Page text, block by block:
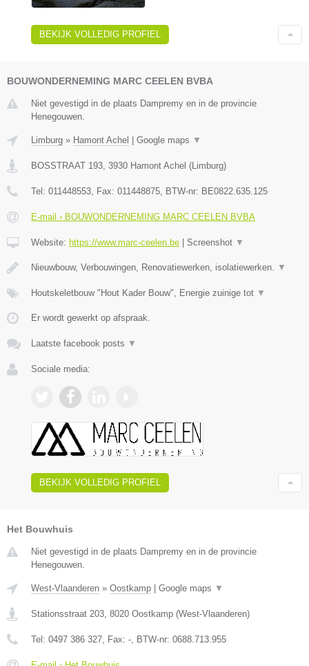
BEKIJK VOLLEDIG PROFIEL
BOUWONDERNEMING MARC CEELEN BVBA
Niet gevestigd in de plaats Dampremy en in de provincie
Henegouwen.
Limburg » Hamont Achel Google maps ▼
BOSSTRAAT 193 3930 Hamont Achel ( Limburg)
Tel: 011448553 , Fax: 011448875 , BTW-nr: BE0822.635.125
E-mail › BOUWONDERNEMING MARC CEELEN BVBA
Website: https://www.marc-ceelen.be Screenshot ▼
Nieuwbouw, Verbouwingen, Renovatiewerken, isolatiewerken. ▼
Houtskeletbouw "Hout Kader Bouw", Energie zuinige tot ▼
Er wordt gewerkt op afspraak.
Laatste facebook posts ▼
Sociale media:
BEKIJK VOLLEDIG PROFIEL
Het Bouwhuis
Niet gevestigd in de plaats Dampremy en in de provincie
Henegouwen.
West-Vlaanderen » Oostkamp | Google maps ▼
Stationsstraat 203 8020 Oostkamp (West-Vlaanderen)
Tel: 0497 386 327 , Fax: - , BTW-nr: 0688.713.955